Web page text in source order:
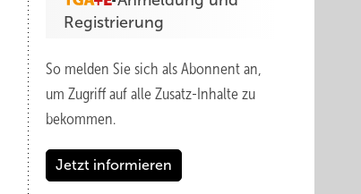
Registrierung
So melden Sie sich als Abonnent an,
um Zugriff auf alle Zusatz-Inhalte zu
bekommen.
Jetzt informieren